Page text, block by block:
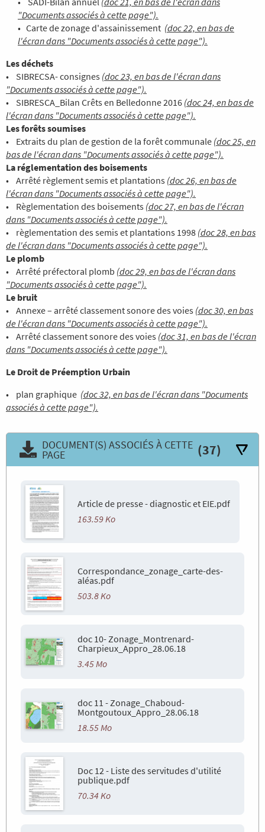
"Documents associés à cette page").
• Carte de zonage d'assainissement (doc 22, en bas de
l'écran dans "Documents associés à cette page").
Les déchets
• SIBRECSA- consignes (doc 23, en bas de l'écran dans
"Documents associés à cette page").
• SIBRESCA_Bilan Crêts en Belledonne 2016 (doc 24, en bas de
l'écran dans "Documents associés à cette page").
Les forêts soumises
• Extraits du plan de gestion de la forêt communale (doc 25, en
bas de l'écran dans "Documents associés à cette page").
La réglementation des boisements
• Arrêté règlement semis et plantations (doc 26, en bas de
l'écran dans "Documents associés à cette page").
• Règlementation des boisements (doc 27, en bas de l'écran
dans "Documents associés à cette page").
• règlementation des semis et plantations 1998 (doc 28, en bas
de l'écran dans "Documents associés à cette page").
Le plomb
• Arrêté préfectoral plomb (doc 29, en bas de l'écran dans
"Documents associés à cette page").
Le bruit
• Annexe – arrêté classement sonore des voies (doc 30, en bas
de l'écran dans "Documents associés à cette page").
• Arrêté classement sonore des voies (doc 31, en bas de l'écran
dans "Documents associés à cette page").
Le Droit de Préemption Urbain
• plan graphique (doc 32, en bas de l'écran dans "Documents
associés à cette page").
DOCUMENT(S) ASSOCIÉS À CETTE
PAGE (37)
Article de presse - diagnostic et EIE.pdf
163.59 Ko
Correspondance_zonage_carte-des-
aléas.pdf
503.8 Ko
doc 10- Zonage_Montrenard-
Charpieux_Appro_28.06.18
3.45 Mo
doc 11 - Zonage_Chaboud-
Montgoutoux_Appro_28.06.18
18.55 Mo
Doc 12 - Liste des servitudes d'utilité
publique.pdf
70.34 Ko